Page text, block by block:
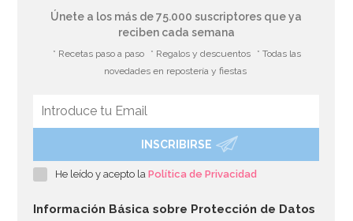
Pegamento Comestible 25 gr - Rainbow Dust
Únete a los más de 75.000 suscriptores que ya
reciben cada semana
* Recetas paso a paso * Regalos y descuentos
* Todas las
novedades en repostería y fiestas
INSCRIBIRSE
He leído y acepto laPolítica de Privacidad
Información Básica sobre Protección de Datos